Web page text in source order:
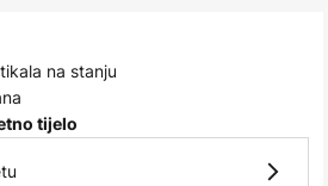
na stanju
tijelo